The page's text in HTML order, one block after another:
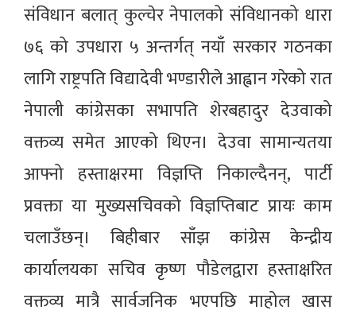
संविधान बलात् कुल्चेर नेपालको संविधानको धारा
७६ को उपधारा ५ अन्तर्गत् नयाँ सरकार गठनका
लागि राष्ट्रपति विद्यादेवी भण्डारीले आह्वान गरेको रात
नेपाली कांग्रेसका सभापति शेरबहादुर देउवाको
वक्तव्य समेत आएको थिएन। देउवा सामान्यतया
आफ्नो हस्ताक्षरमा विज्ञप्ति निकाल्दैनन्, पार्टी
प्रवक्ता या मुख्यसचिवको विज्ञप्तिबाट प्रायः काम
चलाउँछन्। बिहीबार साँझ कांग्रेस केन्द्रीय
कार्यालयका सचिव कृष्ण पौडेलद्वारा हस्ताक्षरित
वक्तव्य मात्रै सार्वजनिक भएपछि माहोल खास